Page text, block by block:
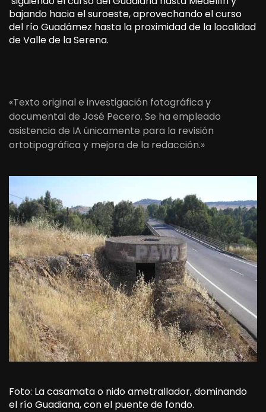
bajando hacia el suroeste, aprovechando el curso
del río Guadámez hasta la proximidad de la localidad
de Valle de la Serena.
«Texto original e investigación fotográfica y
documental de José Pecero. Se ha empleado
asistencia de IA únicamente para la revisión
ortotipográfica y mejora de la redacción.»
Foto: La casamata o nido ametrallador, dominando
el río Guadiana, con el puente de fondo.